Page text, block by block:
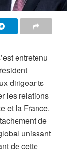
entretenu
dirigeants
les relations
et la France.
de
unissant
de cette